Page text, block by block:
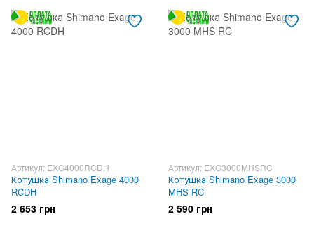
Артикул: EXG4000RCDH
Котушка Shimano Exage 4000
RCDH
2 653 грн
Артикул: EXG3000MHSRC
Котушка Shimano Exage 3000
MHS RC
2 590 грн